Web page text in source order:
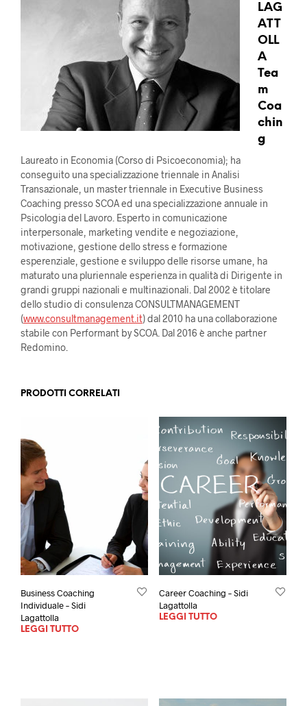
LAG
ATT
OLL
A
Tea
m
Coa
chin
g
Laureato in Economia (Corso di Psicoeconomia); ha
conseguito una specializzazione triennale in Analisi
Transazionale, un master triennale in Executive Business
Coaching presso SCOA ed una specializzazione annuale in
Psicologia del Lavoro. Esperto in comunicazione
interpersonale, marketing vendite e negoziazione,
motivazione, gestione dello stress e formazione
esperenziale, gestione e sviluppo delle risorse umane, ha
maturato una pluriennale esperienza in qualità di Dirigente in
grandi gruppi nazionali e multinazionali. Dal 2002 è titolare
dello studio di consulenza CONSULTMANAGEMENT
(www.consultmanagement.it) dal 2010 ha una collaborazione
stabile con Performant by SCOA. Dal 2016 è anche partner
Redomino.
PRODOTTI CORRELATI
Business Coaching
Individuale – Sidi
Lagattolla
LEGGI TUTTO
Career Coaching – Sidi
Lagattolla
LEGGI TUTTO